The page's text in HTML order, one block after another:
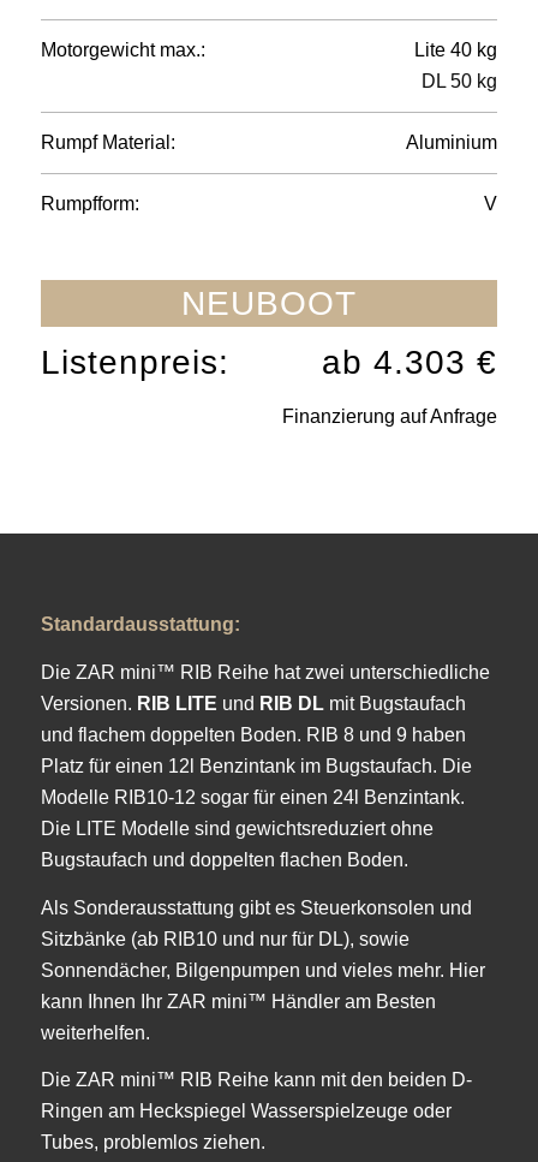
Motorgewicht max.:
Lite 40 kg
DL 50 kg
Rumpf Material: Aluminium
Rumpfform: V
NEUBOOT
Listenpreis:
ab 4.303 €
Finanzierung auf Anfrage
Standardausstattung:
Die ZAR mini™ RIB Reihe hat zwei unterschiedliche
Versionen. RIB LITE und RIB DLmit Bugstaufach
und flachem doppelten Boden. RIB 8 und 9 haben
Platz für einen 12l Benzintank im Bugstaufach. Die
Modelle RIB10-12 sogar für einen 24l Benzintank.
Die LITE Modelle sind gewichtsreduziert ohne
Bugstaufach und doppelten flachen Boden.
Als Sonderausstattung gibt es Steuerkonsolen und
Sitzbänke (ab RIB10 und nur für DL), sowie
Sonnendächer, Bilgenpumpen und vieles mehr. Hier
kann Ihnen Ihr ZAR mini™ Händler am Besten
weiterhelfen.
Die ZAR mini™ RIB Reihe kann mit den beiden D-
Ringen am Heckspiegel Wasserspielzeuge oder
Tubes, problemlos ziehen.